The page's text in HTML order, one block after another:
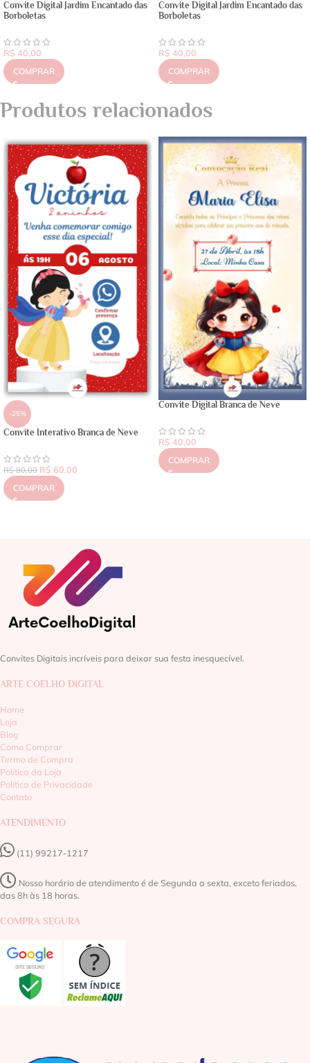
Convite Digital Jardim Encantado das
Borboletas
R$ 40,00
COMPRAR
Convite Digital Jardim Encantado das
Borboletas
R$ 40,00
COMPRAR
Produtos relacionados
-25%
Convite Interativo Branca de Neve
R$80,00 R$ 60,00
COMPRAR
Convite Digital Branca de Neve
R$ 40,00
COMPRAR
Convites Digitais incríveis para deixar sua festa inesquecível.
ARTE COELHO DIGITAL
Home
Loja
Blog
Como Comprar
Termo de Compra
Política da Loja
Política de Privacidade
Contato
ATENDIMENTO
(11) 99217-1217‬
Nosso horário de atendimento é de Segunda a sexta, exceto feriados,
das 8h às 18 horas.
COMPRA SEGURA